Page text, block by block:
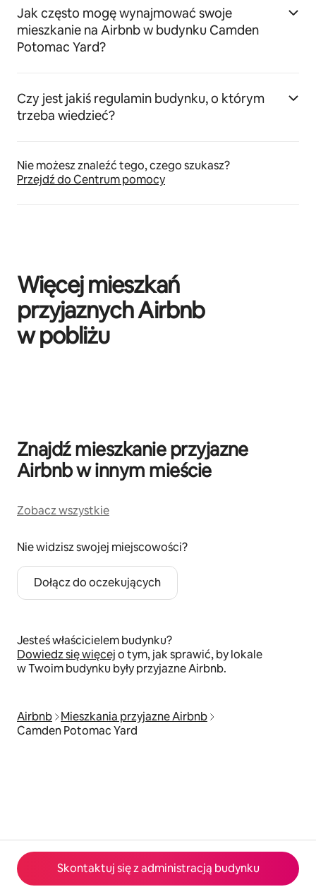
Skontaktuj się z administracją budynku
Jak często mogę wynajmować swoje
mieszkanie na Airbnb w budynku Camden
Potomac Yard?
Czy jest jakiś regulamin budynku, o którym
trzeba wiedzieć?
Nie możesz znaleźć tego, czego szukasz?
Przejdź do Centrum pomocy
Więcej mieszkań
przyjaznych Airbnb
w pobliżu
Znajdź mieszkanie przyjazne
Airbnb w innym mieście
Zobacz wszystkie
Nie widzisz swojej miejscowości?
Dołącz do oczekujących
Jesteś właścicielem budynku?
Dowiedz się więcejo tym, jak sprawić, by lokale
w Twoim budynku były przyjazne Airbnb.
Airbnb
Mieszkania przyjazne Airbnb
Camden Potomac Yard